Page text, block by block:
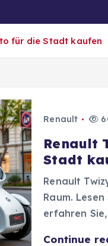
für die Stadt kaufen
Renault
Renault
Stadt
Renault
Raum.
erfahren
Continue